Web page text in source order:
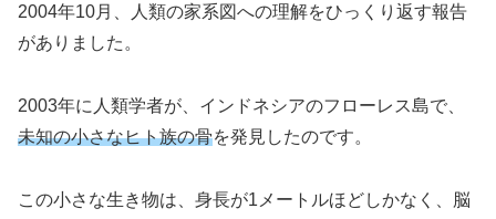
2004年10月、人類の家系図への理解をひっくり返す報告
がありました。
2003年に人類学者が、インドネシアのフローレス島で、
未知の小さなヒト族の骨を発見したのです。
この小さな生き物は、身長が1メートルほどしかなく、脳